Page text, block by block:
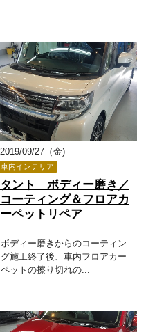
2019/09/27（金)
車内インテリア
タント ボディー磨き／
コーティング＆フロアカ
ーペットリペア
ボディー磨きからのコーティン
グ施工終了後、車内フロアカー
ペットの擦り切れの...